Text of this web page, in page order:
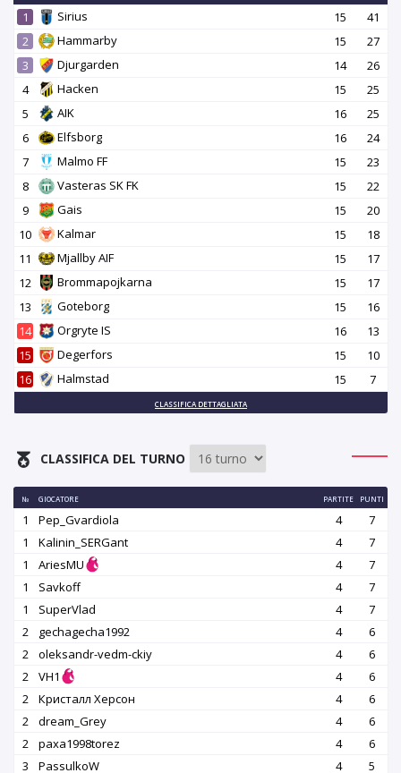
1 Sirius 15
41
2
Hammarby 15
27
3
Djurgarden 14
26
4
Hacken 15
25
5
AIK 16
25
6
Elfsborg 16
24
7
Malmo FF 15
23
8
Vasteras SK FK 15
22
9
Gais 15
20
10
Kalmar 15
18
11
Mjallby AIF 15
17
12
Brommapojkarna 15
17
13
Goteborg 15
16
14
Orgryte IS 16
13
15
Degerfors 15
10
16
Halmstad 15 7
CLASSIFICA DETTAGLIATA
CLASSIFICA DEL TURNO
№ GIOCATORE PARTITE PUNTI
1 Pep_Gvardiola 4
7
1
Kalinin_SERGant 4
7
1
AriesMU 4
7
1
Savkoff 4
7
1
SuperVlad 4
7
2
gechagecha1992 4
6
2
oleksandr-vedm-ckiy 4
6
2
VH1 4
6
2
Кристалл Херсон 4
6
2
dream_Grey 4
6
2
paxa1998torez 4
6
3
PassulkoW 4
5